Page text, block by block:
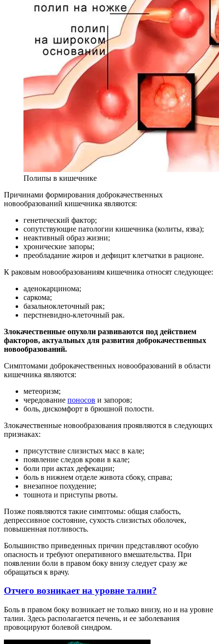
Полипы в кишечнике
Причинами формирования доброкачественных
новообразований кишечника являются:
генетический фактор;
сопутствующие патологии кишечника (колиты, язва);
неактивный образ жизни;
хронические запоры;
преобладание жиров и дефицит клетчатки в рационе.
К раковым новообразованиям кишечника относят следующее:
аденокарцинома;
саркома;
базальноклеточный рак;
перстневидно-клеточный рак.
Злокачественные опухоли развиваются под действием
факторов, актуальных для развития доброкачественных
новообразований.
Симптомами доброкачественных новообразований в области
кишечника являются:
метеоризм;
чередование поносов и запоров;
боль, дискомфорт в брюшной полости.
Злокачественные новообразования проявляются в следующих
признаках:
присутствие слизистых масс в кале;
появление следов крови в кале;
боли при актах дефекации;
боль в нижнем отделе живота сбоку, справа;
внезапное похудение;
тошнота и приступы рвоты.
Позже появляются такие симптомы: общая слабость,
депрессивное состояние, сухость слизистых оболочек,
повышенная потливость.
Большинство приведенных причин представляют особую
опасность и требуют оперативного вмешательства. При
появлении боли в правом боку внизу следует сразу же
обращаться к врачу.
Отчего возникает на уровне талии?
Боль в правом боку возникает не только внизу, но и на уровне
талии. Здесь располагается печень, и ее заболевания
провоцируют болевой синдром.